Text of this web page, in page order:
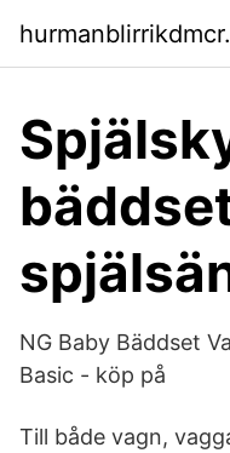
NG Baby Bäddset
Basic - köp på
Till både vagn,